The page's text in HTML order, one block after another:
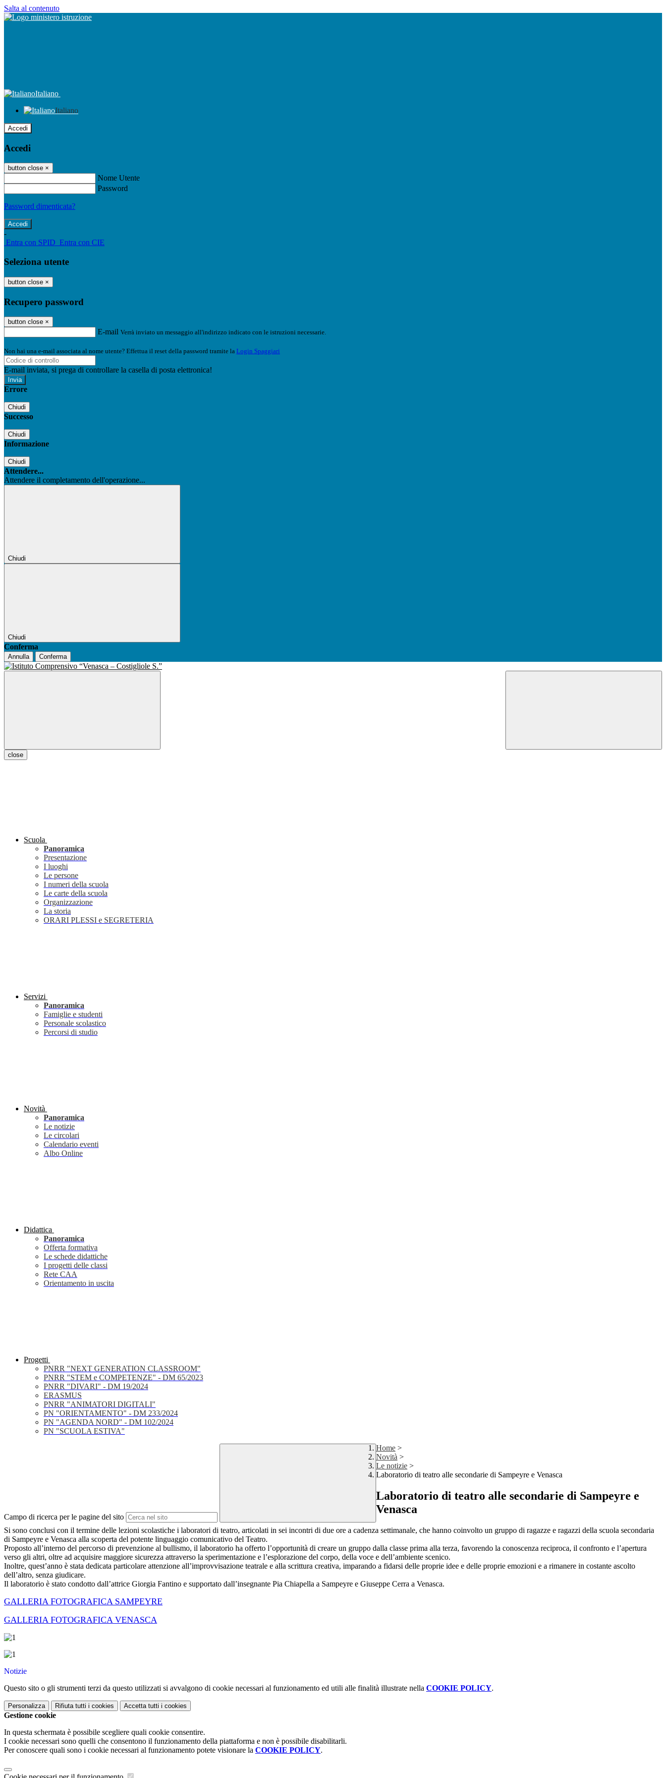
Salta al contenuto
Italiano
Italiano
Accedi
Accedi
button close ×
Nome Utente
Password
Password dimenticata?
-
Entra con SPID Entra con CIE
Seleziona utente
button close ×
Recupero password
button close ×
E-mail Verrà inviato un messaggio all'indirizzo indicato con le istruzioni necessarie.
Non hai una e-mail associata al nome utente? Effettua il reset della password tramite la Login Spaggiari
E-mail inviata, si prega di controllare la casella di posta elettronica!
Errore
Chiudi
Successo
Chiudi
Informazione
Chiudi
Attendere...
Attendere il completamento dell'operazione...
Chiudi
Chiudi
Conferma
Annulla Conferma
close
Scuola
Panoramica
Presentazione
I luoghi
Le persone
I numeri della scuola
Le carte della scuola
Organizzazione
La storia
ORARI PLESSI e SEGRETERIA
Servizi
Panoramica
Famiglie e studenti
Personale scolastico
Percorsi di studio
Novità
Panoramica
Le notizie
Le circolari
Calendario eventi
Albo Online
Didattica
Panoramica
Offerta formativa
Le schede didattiche
I progetti delle classi
Rete CAA
Orientamento in uscita
Progetti
PNRR "NEXT GENERATION CLASSROOM"
PNRR "STEM e COMPETENZE" - DM 65/2023
PNRR "DIVARI" - DM 19/2024
ERASMUS
PNRR "ANIMATORI DIGITALI"
PN "ORIENTAMENTO" - DM 233/2024
PN "AGENDA NORD" - DM 102/2024
PN "SCUOLA ESTIVA"
Campo di ricerca per le pagine del sito
Home >
Novità >
Le notizie >
Laboratorio di teatro alle secondarie di Sampeyre e Venasca
Laboratorio di teatro alle secondarie di Sampeyre e
Venasca
Si sono conclusi con il termine delle lezioni scolastiche i laboratori di teatro, articolati in sei incontri di due ore a cadenza settimanale, che hanno coinvolto un gruppo di ragazze e ragazzi della scuola secondaria
di Sampeyre e Venasca alla scoperta del potente linguaggio comunicativo del Teatro.
Proposto all’interno del percorso di prevenzione al bullismo, il laboratorio ha offerto l’opportunità di creare un gruppo dalla classe prima alla terza, favorendo la conoscenza reciproca, il confronto e l’apertura
verso gli altri, oltre ad acquisire maggiore sicurezza attraverso la sperimentazione e l’esplorazione del corpo, della voce e dell’ambiente scenico.
Inoltre, quest’anno è stata dedicata particolare attenzione all’improvvisazione teatrale e alla scrittura creativa, imparando a fidarsi delle proprie idee e delle proprie emozioni e a rimanere in costante ascolto
dell’altro, senza giudicare.
Il laboratorio è stato condotto dall’attrice Giorgia Fantino e supportato dall’insegnante Pia Chiapella a Sampeyre e Giuseppe Cerra a Venasca.
GALLERIA FOTOGRAFICA SAMPEYRE
GALLERIA FOTOGRAFICA VENASCA
Notizie
Questo sito o gli strumenti terzi da questo utilizzati si avvalgono di cookie necessari al funzionamento ed utili alle finalità illustrate nella COOKIE POLICY.
Personalizza Rifiuta tutti i cookies Accetta tutti i cookies
Gestione cookie
In questa schermata è possibile scegliere quali cookie consentire.
I cookie necessari sono quelli che consentono il funzionamento della piattaforma e non è possibile disabilitarli.
Per conoscere quali sono i cookie necessari al funzionamento potete visionare la COOKIE POLICY.